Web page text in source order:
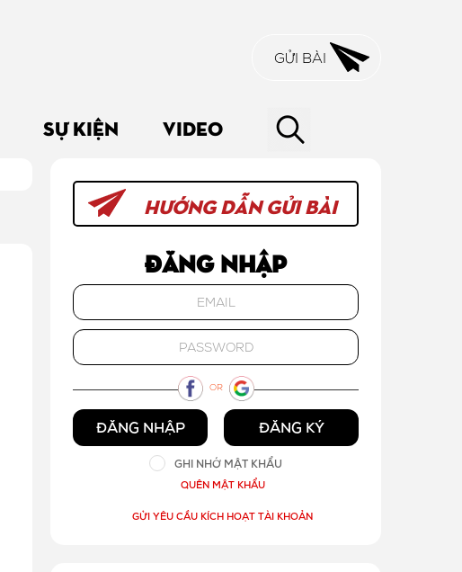
GỬI BÀI
SỰ KIỆN VIDEO
HƯỚNG DẪN GỬI BÀI
Đăng nhập
OR
ĐĂNG NHẬP ĐĂNG KÝ
GHI NHỚ MẬT KHẨU
QUÊN MẬT KHẨU
GỬI YÊU CẦU KÍCH HOẠT TÀI KHOẢN